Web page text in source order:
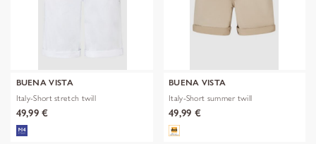
BUENA VISTA
Italy-Short stretch twill
49,99 €
BUENA VISTA
Italy-Short summer twill
49,99 €